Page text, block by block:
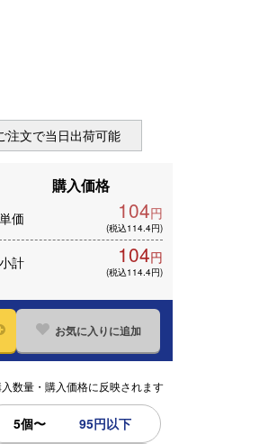
注文で当日出荷可能
購入価格
単価 104円
(税込114.4円)
小計 104円
(税込114.4円)
お気に入りに追加
数量・購入価格に反映されます
5個〜 95円以下